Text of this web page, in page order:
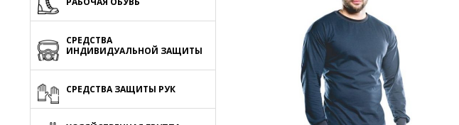
СРЕДСТВА
ИНДИВИДУАЛЬНОЙ ЗАЩИТЫ
СРЕДСТВА ЗАЩИТЫ РУК